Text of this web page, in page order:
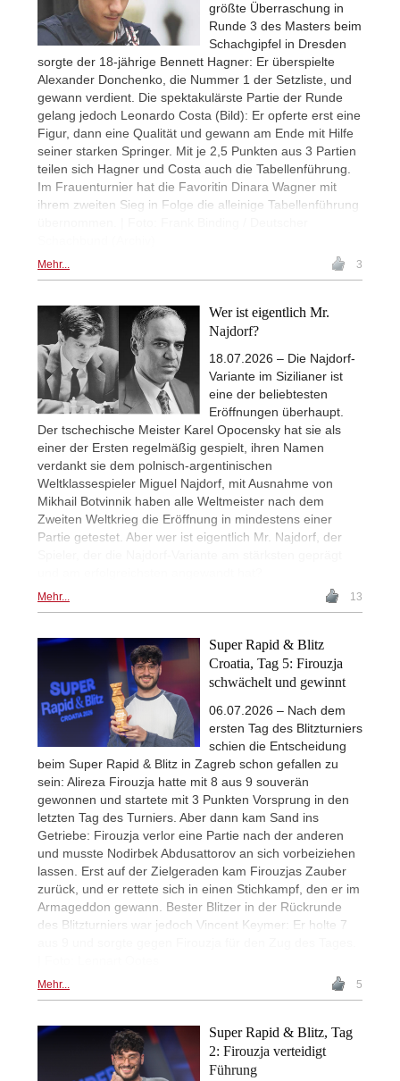
größte Überraschung in
Runde 3 des Masters beim
Schachgipfel in Dresden
sorgte der 18-jährige Bennett Hagner: Er überspielte
Alexander Donchenko, die Nummer 1 der Setzliste, und
gewann verdient. Die spektakulärste Partie der Runde
gelang jedoch Leonardo Costa (Bild): Er opferte erst eine
Figur, dann eine Qualität und gewann am Ende mit Hilfe
seiner starken Springer. Mit je 2,5 Punkten aus 3 Partien
teilen sich Hagner und Costa auch die Tabellenführung.
Im Frauenturnier hat die Favoritin Dinara Wagner mit
ihrem zweiten Sieg in Folge die alleinige Tabellenführung
Mehr... 3
Wer ist eigentlich Mr.
Najdorf?
18.07.2026 – Die Najdorf-
Variante im Sizilianer ist
eine der beliebtesten
Eröffnungen überhaupt.
Der tschechische Meister Karel Opocensky hat sie als
einer der Ersten regelmäßig gespielt, ihren Namen
verdankt sie dem polnisch-argentinischen
Weltklassespieler Miguel Najdorf, mit Ausnahme von
Mikhail Botvinnik haben alle Weltmeister nach dem
Zweiten Weltkrieg die Eröffnung in mindestens einer
Partie getestet. Aber wer ist eigentlich Mr. Najdorf, der
Mehr... 13
Super Rapid & Blitz
Croatia, Tag 5: Firouzja
schwächelt und gewinnt
06.07.2026 – Nach dem
ersten Tag des Blitzturniers
schien die Entscheidung
beim Super Rapid & Blitz in Zagreb schon gefallen zu
sein: Alireza Firouzja hatte mit 8 aus 9 souverän
gewonnen und startete mit 3 Punkten Vorsprung in den
letzten Tag des Turniers. Aber dann kam Sand ins
Getriebe: Firouzja verlor eine Partie nach der anderen
und musste Nodirbek Abdusattorov an sich vorbeiziehen
lassen. Erst auf der Zielgeraden kam Firouzjas Zauber
zurück, und er rettete sich in einen Stichkampf, den er im
Armageddon gewann. Bester Blitzer in der Rückrunde
des Blitzturniers war jedoch Vincent Keymer: Er holte 7
Mehr... 5
Super Rapid & Blitz, Tag
2: Firouzja verteidigt
Führung